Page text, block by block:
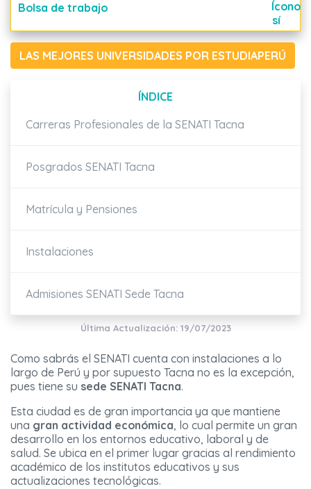
Bolsa de trabajo
LAS MEJORES UNIVERSIDADES POR ESTUDIAPERÚ
ÍNDICE
Carreras Profesionales de la SENATI Tacna
Posgrados SENATI Tacna
Matrícula y Pensiones
Instalaciones
Admisiones SENATI Sede Tacna
Última Actualización: 19/07/2023
Como sabrás el SENATI cuenta con instalaciones a lo
largo de Perú y por supuesto Tacna no es la excepción,
pues tiene su sede SENATI Tacna.
Esta ciudad es de gran importancia ya que mantiene
una gran actividad económica, lo cual permite un gran
desarrollo en los entornos educativo, laboral y de
salud. Se ubica en el primer lugar gracias al rendimiento
académico de los institutos educativos y sus
actualizaciones tecnológicas.